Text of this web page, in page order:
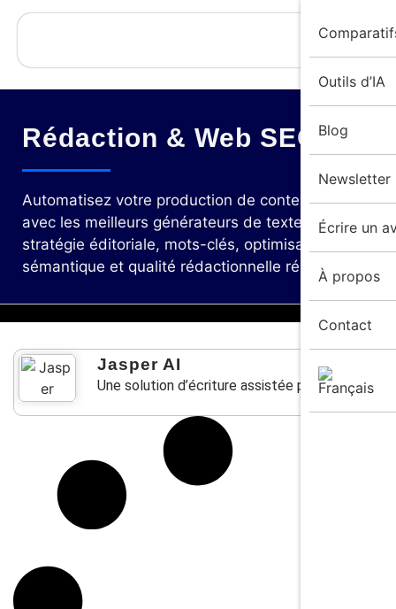
Outils d’IA
Blog
Newsletter
Écrire un
À propos
Contact
Rédaction & Web SEO
Automatisez votre production de contenu SEO
avec les meilleurs générateurs de texte IA :
stratégie éditoriale, mots-clés, optimisation
sémantique et qualité rédactionnelle réunies.
Jasper AI
Une solution d’écriture assistée par IA